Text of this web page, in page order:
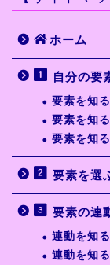
ホーム
自分の要
要素を知
要素を知
要素を知
要素を選
要素の連
連動を知
連動を知